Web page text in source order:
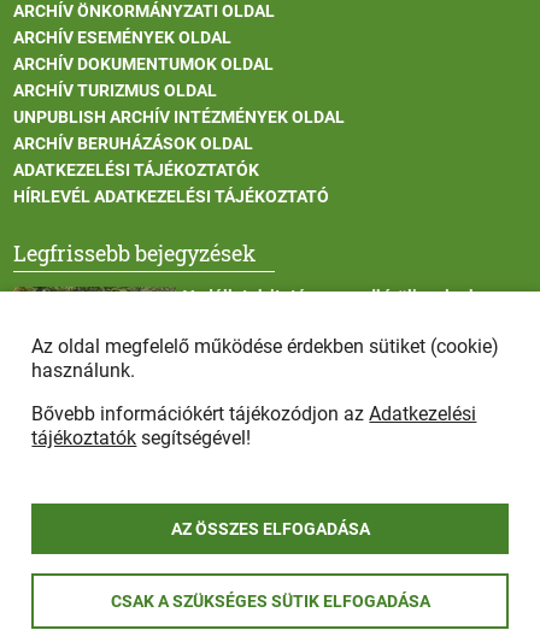
ARCHÍV ÖNKORMÁNYZATI OLDAL
ARCHÍV ESEMÉNYEK OLDAL
ARCHÍV DOKUMENTUMOK OLDAL
ARCHÍV TURIZMUS OLDAL
UNPUBLISH ARCHÍV INTÉZMÉNYEK OLDAL
ARCHÍV BERUHÁZÁSOK OLDAL
ADATKEZELÉSI TÁJÉKOZTATÓK
HÍRLEVÉL ADATKEZELÉSI TÁJÉKOZTATÓ
Legfrissebb bejegyzések
Vadállatok itatása a rendkívüli melegben
Afrikai sertéspestis - kérések a lakosság felé
COPYRIGHT © 2025 - Szada Nagyközség Önkormányzat - Minden
jog fenntartva
Az oldal megfelelő működése érdekben sütiket (cookie)
használunk.
Bővebb információkért tájékozódjon azAdatkezelési
tájékoztatók segítségével!
AZ ÖSSZES ELFOGADÁSA
CSAK A SZÜKSÉGES SÜTIK ELFOGADÁSA